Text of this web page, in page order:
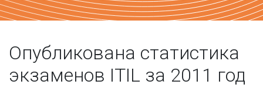
Опубликована статистика
экзаменов ITIL за 2011 год